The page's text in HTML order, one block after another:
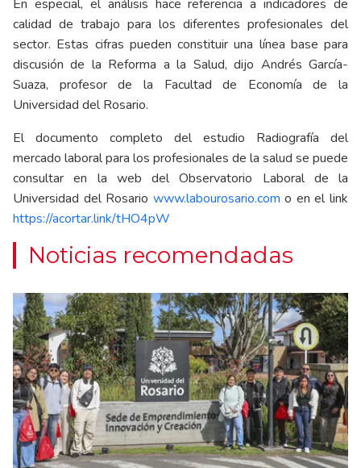
En especial, el análisis hace referencia a indicadores de
calidad de trabajo para los diferentes profesionales del
sector. Estas cifras pueden constituir una línea base para
discusión de la Reforma a la Salud, dijo Andrés García-
Suaza, profesor de la Facultad de Economía de la
Universidad del Rosario.
El documento completo del estudio Radiografía del
mercado laboral para los profesionales de la salud se puede
consultar en la web del Observatorio Laboral de la
Universidad del Rosario www.labourosario.com o en el link
https://acortar.link/tHO4pW
Noticias recomendadas